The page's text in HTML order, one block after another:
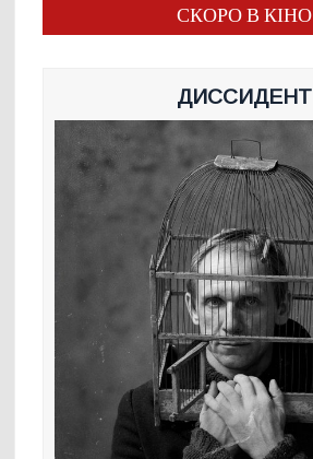
СКОРО В КІНО
ДИССИДЕНТ